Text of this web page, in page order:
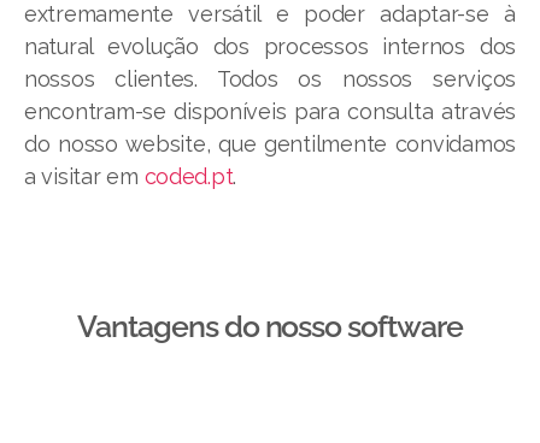
extremamente versátil e poder adaptar-se à
natural evolução dos processos internos dos
nossos clientes. Todos os nossos serviços
encontram-se disponíveis para consulta através
do nosso website, que gentilmente convidamos
a visitar em coded.pt.
Vantagens do nosso software​